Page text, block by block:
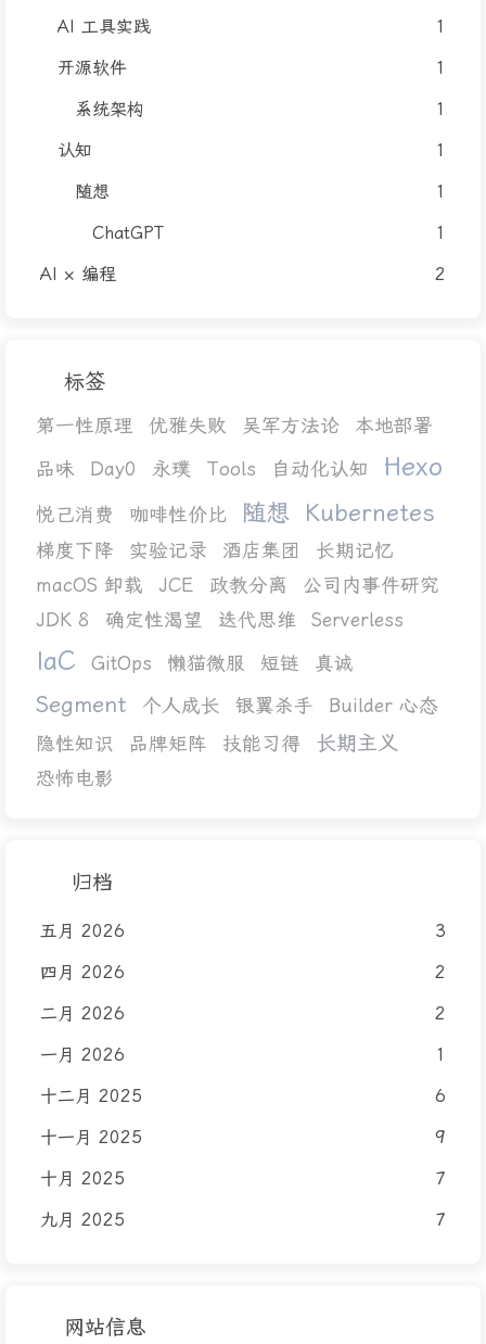
AI 工具实践
1
开源软件
1
系统架构
1
认知
1
随想
1
ChatGPT
1
AI × 编程
2
标签
第一性原理 优雅失败 吴军方法论
本地部署
品味
Day0 永璞 Tools 自动化认知 Hexo
悦己消费 咖啡性价比 随想 Kubernetes
梯度下降 实验记录 酒店集团
长期记忆
macOS 卸载
JCE 政教分离
公司内事件研究
JDK 8
确定性渴望 迭代思维 Serverless
IaC GitOps 懒猫微服 短链 真诚
Segment 个人成长 银翼杀手
Builder 心态
隐性知识
品牌矩阵 技能习得 长期主义
恐怖电影
归档
五月 2026
3
四月 2026
2
二月 2026
2
一月 2026
1
十二月 2025
6
十一月 2025
9
十月 2025
7
九月 2025
7
网站信息